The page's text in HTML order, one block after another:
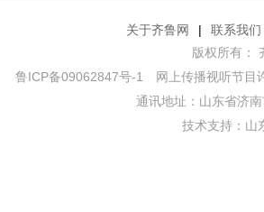
关于齐鲁网 |
联系我们
版权所有：
鲁ICP备09062847号-1
网上传播视听节目
通讯地址：山东省济
技术支持： 山